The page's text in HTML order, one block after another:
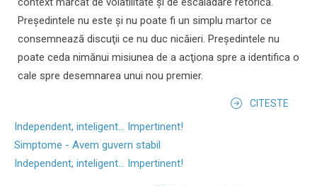
Preşedintele nu este şi nu poate fi un simplu martor ce
consemnează discuţii ce nu duc nicăieri. Preşedintele nu
poate ceda nimănui misiunea de a acţiona spre a identifica o
cale spre desemnarea unui nou premier.
CITESTE
Independent, inteligent... Impertinent!
Simptome - Avem guvern stabil
Independent, inteligent... Impertinent!